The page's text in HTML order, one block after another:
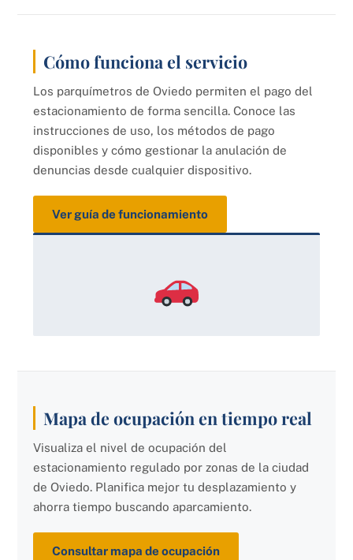
Cómo funciona el servicio
Los parquímetros de Oviedo permiten el pago del
estacionamiento de forma sencilla. Conoce las
instrucciones de uso, los métodos de pago
disponibles y cómo gestionar la anulación de
denuncias desde cualquier dispositivo.
Ver guía de funcionamiento
Mapa de ocupación en tiempo real
Visualiza el nivel de ocupación del
estacionamiento regulado por zonas de la ciudad
de Oviedo. Planifica mejor tu desplazamiento y
ahorra tiempo buscando aparcamiento.
Consultar mapa de ocupación